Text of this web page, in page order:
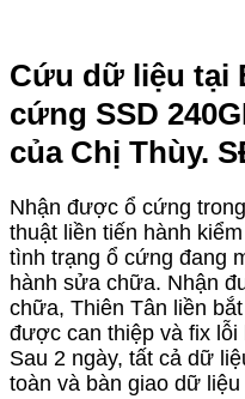
Cứu dữ liệu tại
cứng SSD
của Chị Thùy.
Nhận được ổ cứng
thuật liền tiến hành
tình trạng ổ cứng đang
hành sửa chữa. Nhận
chữa, Thiên Tân liền
được can thiệp và fix lỗi
Sau 2 ngày, tất cả dữ
toàn và bàn giao dữ liệu